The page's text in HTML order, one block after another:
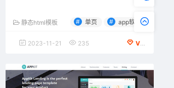
静态html模板 # 单页 # app软件
2023-11-21 235 VIP会员专享